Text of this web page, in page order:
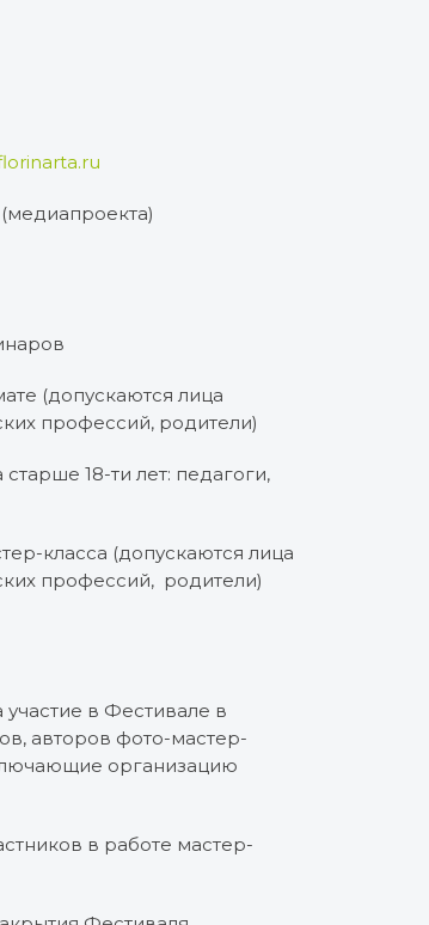
(допускаются лица
профессий, родители)
18-ти лет: педагоги,
класса (допускаются лица
профессий, родители)
участие в Фестивале в
авторов фото-мастер-
организацию
в работе мастер-